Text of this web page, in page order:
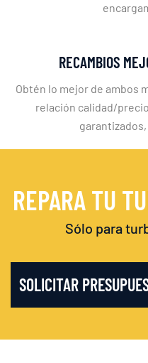
RECAMBIOS
Obtén lo mejor de ambos
relación calidad/
garantizados,
REPARA TU
Sólo para
SOLICITAR